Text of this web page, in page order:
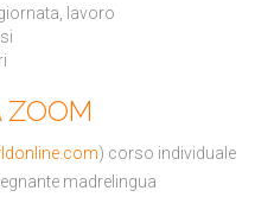
lavoro
ZOOM
) corso individuale
madrelingua